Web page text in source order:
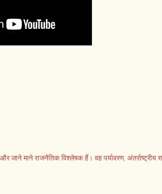
माने राजनैतिक विश्लेषक हैं। वह पर्यावरण, अंतर्राष्ट्रीय